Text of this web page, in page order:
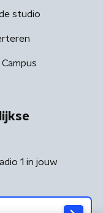
studio
Campus
1 in jouw